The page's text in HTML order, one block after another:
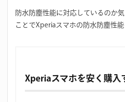
防水防塵性能に対応しているのか
ことでXperiaスマホの防水防塵性能
Xperiaスマホを安く購入